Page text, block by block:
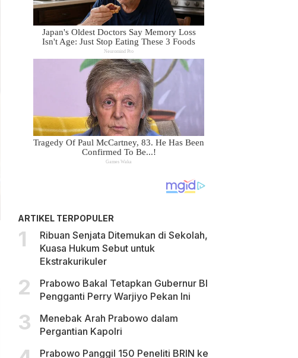
ARTIKEL TERPOPULER
Ribuan Senjata Ditemukan di Sekolah,
Kuasa Hukum Sebut untuk
Ekstrakurikuler
Prabowo Bakal Tetapkan Gubernur BI
Pengganti Perry Warjiyo Pekan Ini
Menebak Arah Prabowo dalam
Pergantian Kapolri
Prabowo Panggil 150 Peneliti BRIN ke